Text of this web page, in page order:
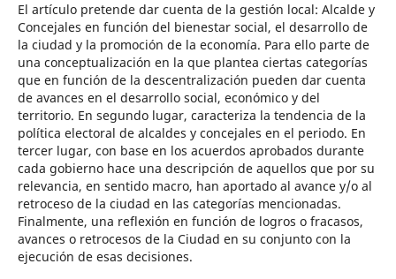
El artículo pretende dar cuenta de la gestión local: Alcalde y
Concejales en función del bienestar social, el desarrollo de
la ciudad y la promoción de la economía. Para ello parte de
una conceptualización en la que plantea ciertas categorías
que en función de la descentralización pueden dar cuenta
de avances en el desarrollo social, económico y del
territorio. En segundo lugar, caracteriza la tendencia de la
política electoral de alcaldes y concejales en el periodo. En
tercer lugar, con base en los acuerdos aprobados durante
cada gobierno hace una descripción de aquellos que por su
relevancia, en sentido macro, han aportado al avance y/o al
retroceso de la ciudad en las categorías mencionadas.
Finalmente, una reflexión en función de logros o fracasos,
avances o retrocesos de la Ciudad en su conjunto con la
ejecución de esas decisiones.